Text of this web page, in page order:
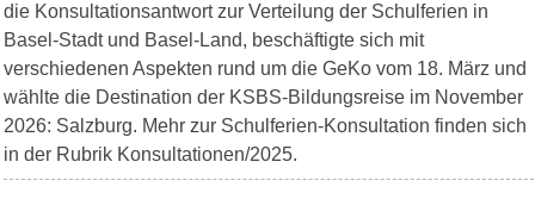
die Konsultationsantwort zur Verteilung der Schulferien in
Basel-Stadt und Basel-Land, beschäftigte sich mit
verschiedenen Aspekten rund um die GeKo vom 18. März und
wählte die Destination der KSBS-Bildungsreise im November
2026: Salzburg. Mehr zur Schulferien-Konsultation finden sich
in der Rubrik Konsultationen/2025.